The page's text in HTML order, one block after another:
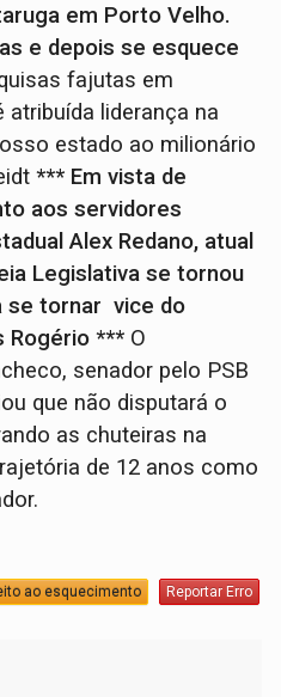
em Porto Velho.
e depois se esquece
fajutas em
atribuída liderança na
estado ao milionário
*** Em vista de
aos servidores
Alex Redano, atual
Legislativa se tornou
se tornar vice do
Rogério *** O
senador pelo PSB
que não disputará o
as chuteiras na
de 12 anos como
ao esquecimento Reportar Erro